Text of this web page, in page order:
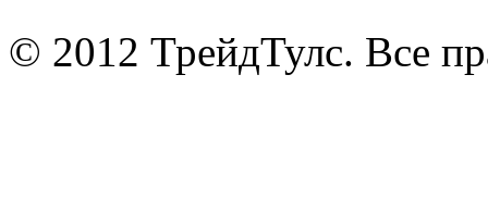
© 2012 ТрейдТулс. Все